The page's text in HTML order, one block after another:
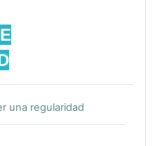
una regularidad